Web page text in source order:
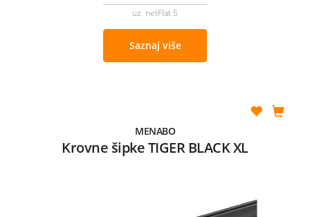
uz netFlat 5
Saznaj više
MENABO
Krovne šipke TIGER BLACK XL